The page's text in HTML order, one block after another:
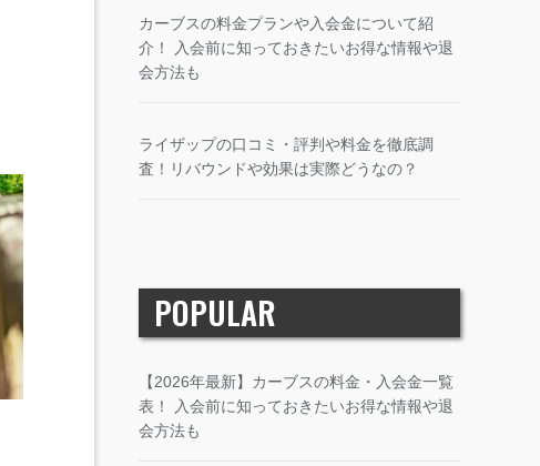
カーブスの料金プランや入会金について紹
介！ 入会前に知っておきたいお得な情報や退
会方法も
ライザップの口コミ・評判や料金を徹底調
査！リバウンドや効果は実際どうなの？
POPULAR
【2026年最新】カーブスの料金・入会金一覧
表！ 入会前に知っておきたいお得な情報や退
会方法も